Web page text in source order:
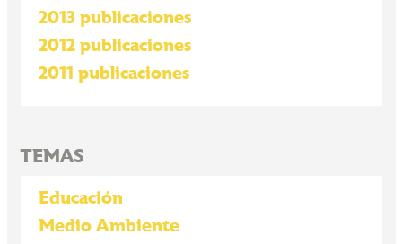
2013 publicaciones
2012 publicaciones
2011 publicaciones
TEMAS
Educación
Medio Ambiente